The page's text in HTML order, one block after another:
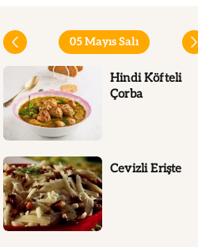
05 Mayıs Salı
Hindi Köfteli
Çorba
Cevizli Erişte